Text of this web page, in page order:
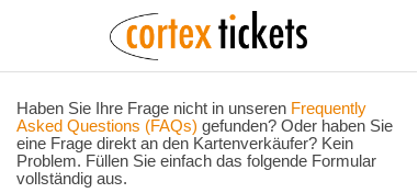
Haben Sie Ihre Frage nicht in unseren Frequently
Asked Questions (FAQs) gefunden? Oder haben Sie
eine Frage direkt an den Kartenverkäufer? Kein
Problem. Füllen Sie einfach das folgende Formular
vollständig aus.